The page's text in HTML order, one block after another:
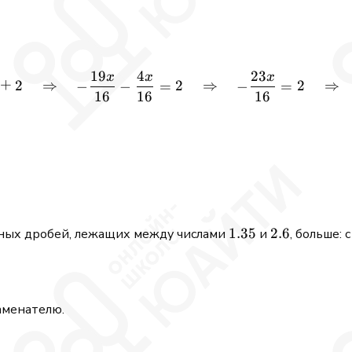
-\frac{19x}{16} =
+ 2 ⇒ −
16
19x
−
16
4x
= 2 ⇒ −
16
23x
= 2 ⇒
дробей, лежащих между числами 1.35
1.35 и 2.6
2.6, больше: